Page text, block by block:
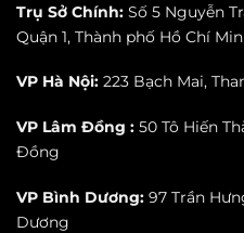
Trụ Sở Chính: Số 5 Nguyễn
Quận 1, Thành phố Hồ Chí
VP Hà Nội: 223 Bạch Mai,
VP Lâm Đồng : 50 Tô Hiến
Đồng
VP Bình Dương: 97 Trần
Dương